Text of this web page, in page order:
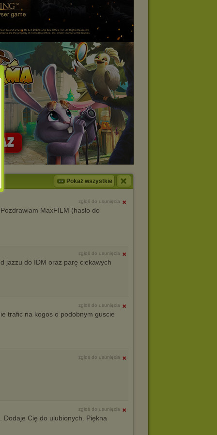
Pokaż wszystkie
zgłoś do usunięcia
MaxFILM (hasło do
zgłoś do usunięcia
jazzu do IDM oraz parę ciekawych
zgłoś do usunięcia
trafic na kogos o podobnym guscie
zgłoś do usunięcia
zgłoś do usunięcia
Dodaje Cię do ulubionych. Piękna